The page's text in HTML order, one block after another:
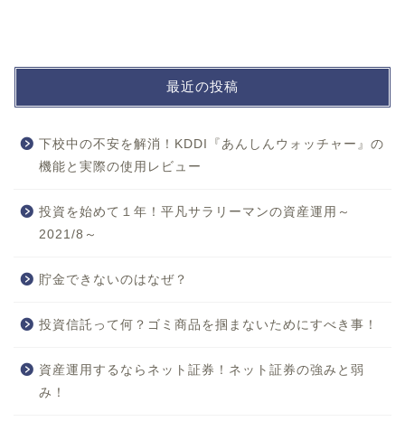
最近の投稿
下校中の不安を解消！KDDI『あんしんウォッチャー』の
機能と実際の使用レビュー
投資を始めて１年！平凡サラリーマンの資産運用～
2021/8～
貯金できないのはなぜ？
投資信託って何？ゴミ商品を掴まないためにすべき事！
資産運用するならネット証券！ネット証券の強みと弱
み！